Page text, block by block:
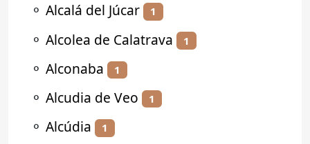
⚬ Alcalá del Júcar 1
⚬ Alcolea de Calatrava 1
⚬ Alconaba 1
⚬ Alcudia de Veo 1
⚬ Alcúdia 1